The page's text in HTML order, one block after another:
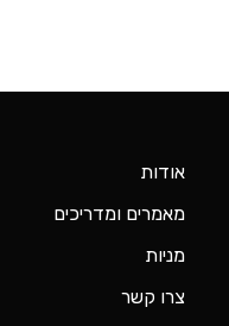
אודות
מאמרים ומדריכים
מניות
צרו קשר